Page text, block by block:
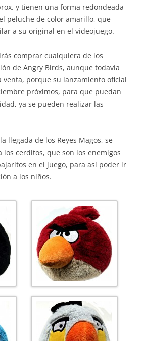
y tienen una forma redondeada
peluche de color amarillo, que
a su original en el videojuego.
comprar cualquiera de los
de Angry Birds, aunque todavía
venta, porque su lanzamiento oficial
próximos, para que puedan
ya se pueden realizar las
llegada de los Reyes Magos, se
cerditos, que son los enemigos
en el juego, para así poder ir
a los niños.